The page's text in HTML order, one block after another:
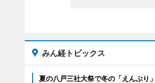
みん経トピックス
夏の八戸三社大祭で冬の「えんぶり